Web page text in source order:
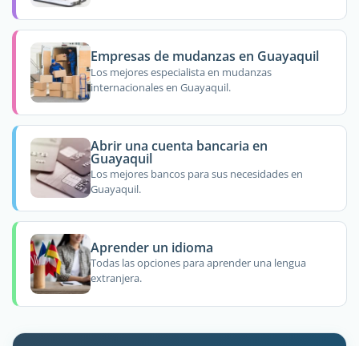
Empresas de mudanzas en Guayaquil
Los mejores especialista en mudanzas
internacionales en Guayaquil.
Abrir una cuenta bancaria en
Guayaquil
Los mejores bancos para sus necesidades en
Guayaquil.
Aprender un idioma
Todas las opciones para aprender una lengua
extranjera.